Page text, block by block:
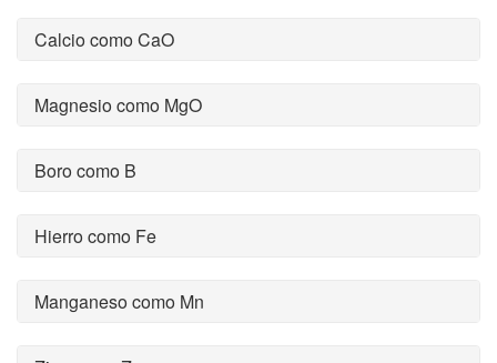
Calcio como CaO
Magnesio como MgO
Boro como B
Hierro como Fe
Manganeso como Mn